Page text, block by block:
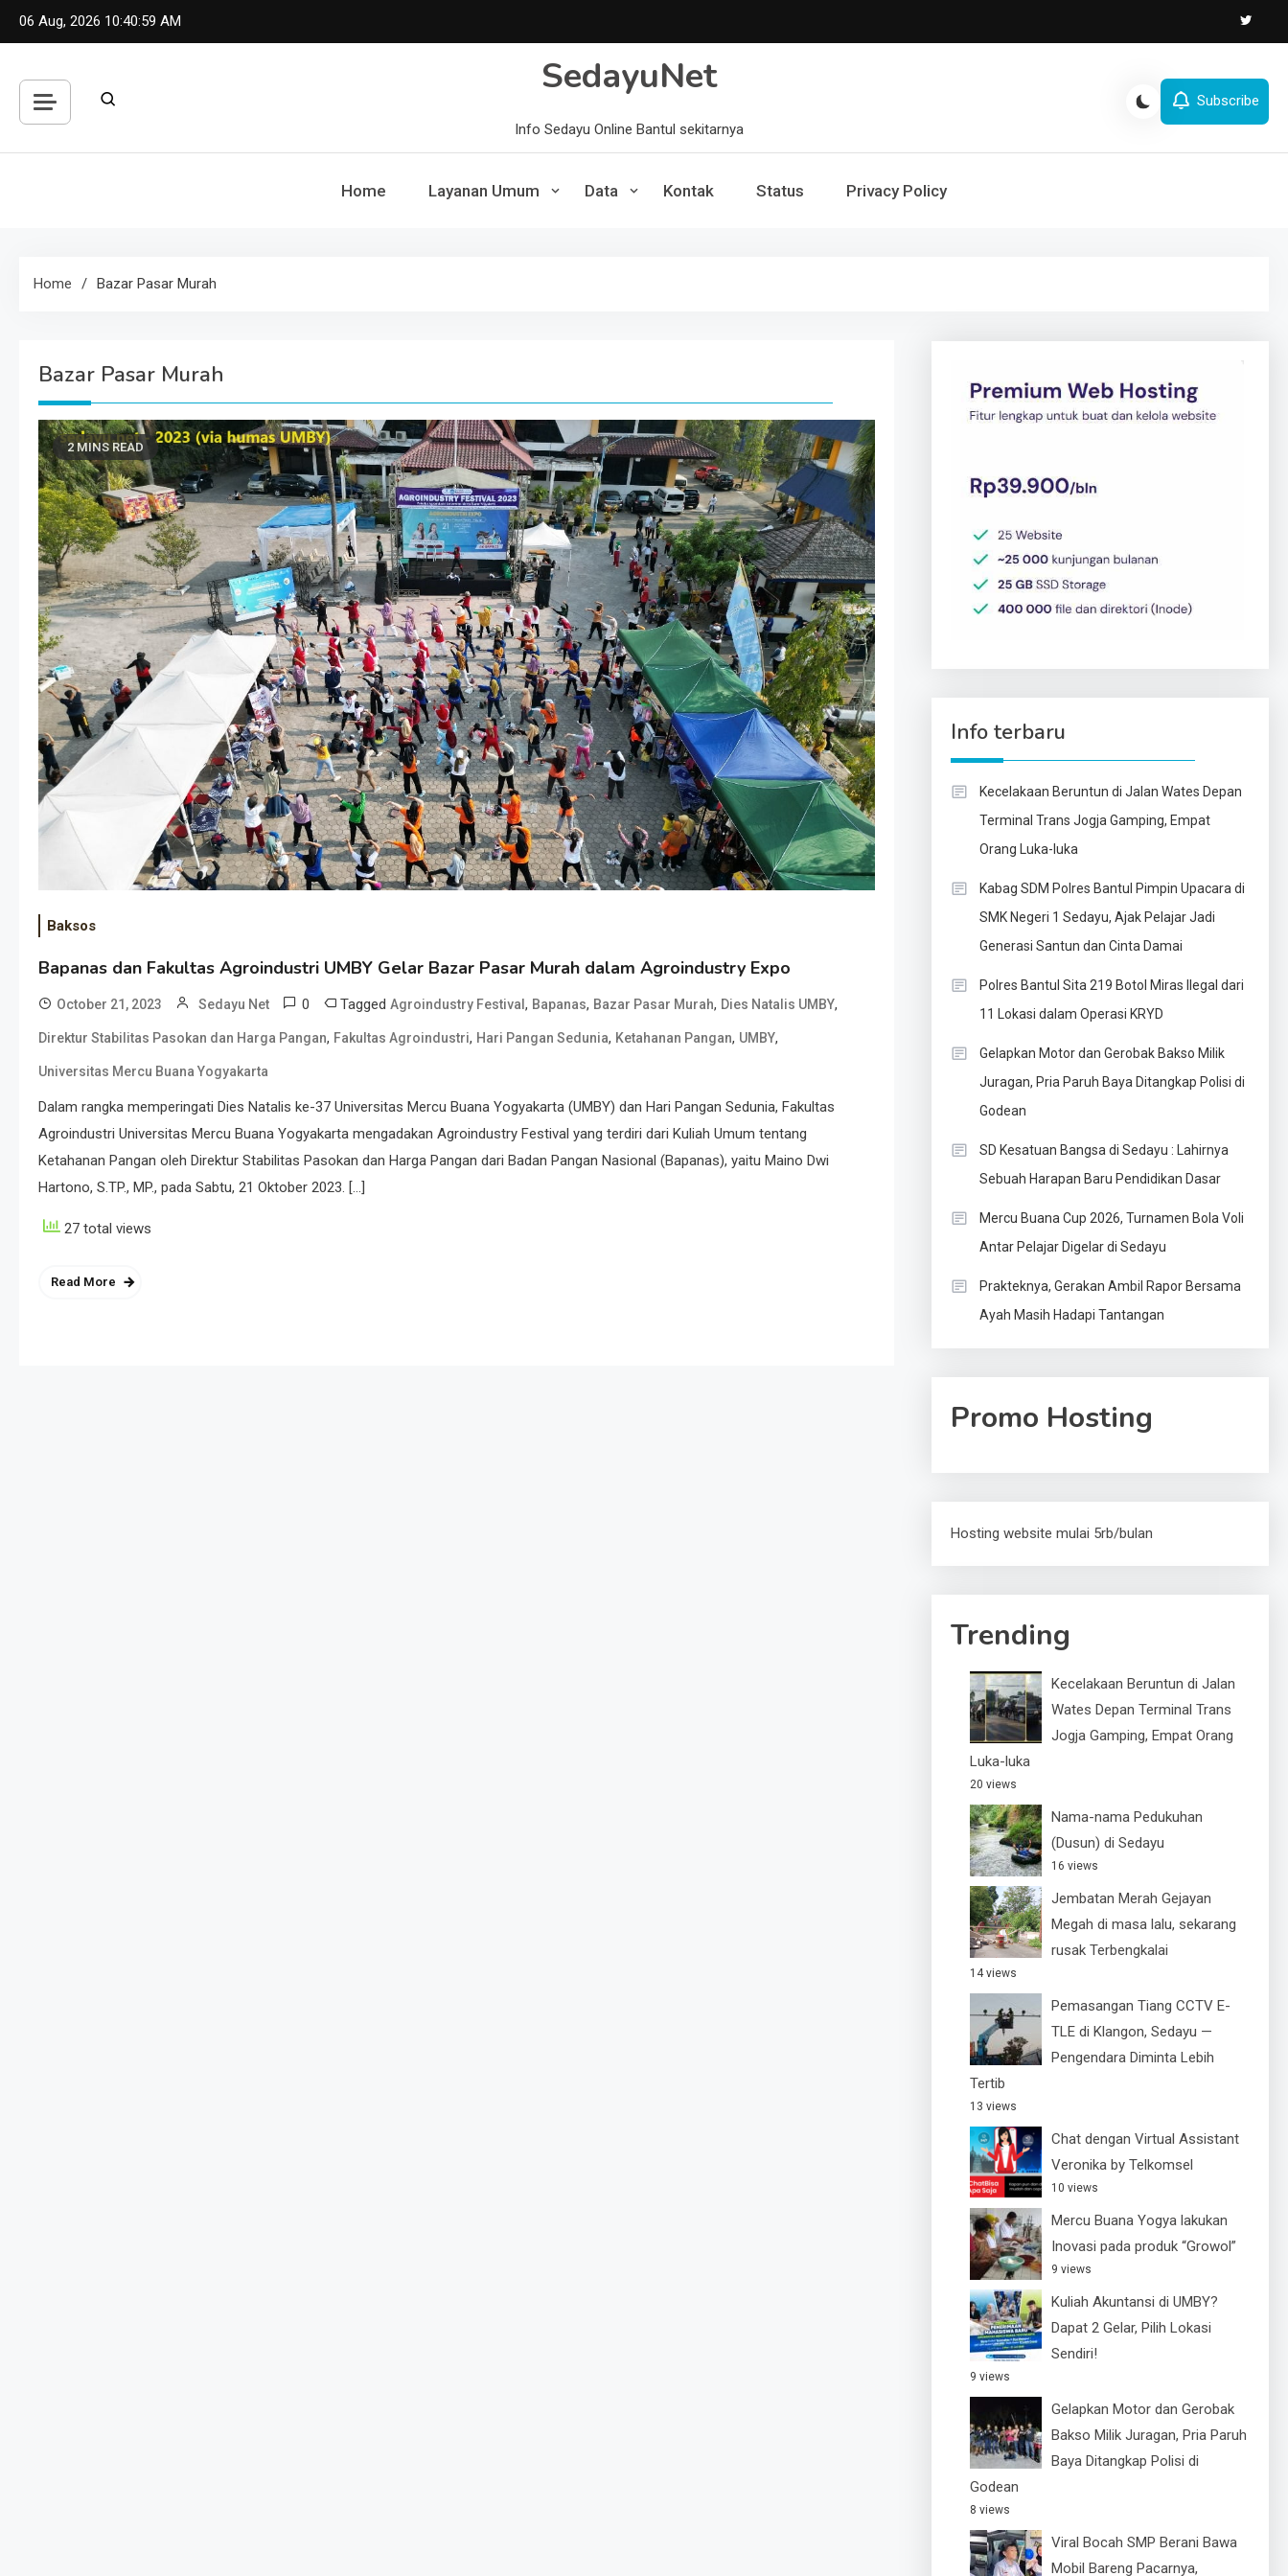
Skip
06 Aug, 2026 10:41:00 AM
SedayuNet
Info Sedayu Online Bantul sekitarnya
Subscribe
Home Layanan Umum Data Kontak Status Privacy Policy
Home Bazar Pasar Murah
Bazar Pasar Murah
2 MINS READ
Baksos
Bapanas dan Fakultas Agroindustri UMBY Gelar Bazar Pasar Murah dalam Agroindustry Expo
October 21, 2023 Sedayu Net 0 Tagged Agroindustry Festival , Bapanas, Bazar Pasar Murah, Dies Natalis UMBY,
Direktur Stabilitas Pasokan dan Harga Pangan, Fakultas Agroindustri, Hari Pangan Sedunia, Ketahanan Pangan, UMBY,
Universitas Mercu Buana Yogyakarta
Dalam rangka memperingati Dies Natalis ke-37 Universitas Mercu Buana Yogyakarta (UMBY) dan Hari Pangan Sedunia, Fakultas
Agroindustri Universitas Mercu Buana Yogyakarta mengadakan Agroindustry Festival yang terdiri dari Kuliah Umum tentang
Ketahanan Pangan oleh Direktur Stabilitas Pasokan dan Harga Pangan dari Badan Pangan Nasional (Bapanas), yaitu Maino Dwi
Hartono, S.TP., MP., pada Sabtu, 21 Oktober 2023. […]
27 total views
Read More
Info terbaru
Kecelakaan Beruntun di Jalan Wates Depan
Terminal Trans Jogja Gamping, Empat
Orang Luka-luka
Kabag SDM Polres Bantul Pimpin Upacara di
SMK Negeri 1 Sedayu, Ajak Pelajar Jadi
Generasi Santun dan Cinta Damai
Polres Bantul Sita 219 Botol Miras Ilegal dari
11 Lokasi dalam Operasi KRYD
Gelapkan Motor dan Gerobak Bakso Milik
Juragan, Pria Paruh Baya Ditangkap Polisi di
Godean
SD Kesatuan Bangsa di Sedayu : Lahirnya
Sebuah Harapan Baru Pendidikan Dasar
Mercu Buana Cup 2026, Turnamen Bola Voli
Antar Pelajar Digelar di Sedayu
Prakteknya, Gerakan Ambil Rapor Bersama
Ayah Masih Hadapi Tantangan
Promo Hosting
Hosting website mulai 5rb/bulan
Trending
Kecelakaan Beruntun di Jalan
Wates Depan Terminal Trans
Jogja Gamping, Empat Orang
Luka-luka
20 views
Nama-nama Pedukuhan
(Dusun) di Sedayu
16 views
Jembatan Merah Gejayan
Megah di masa lalu, sekarang
rusak Terbengkalai
14 views
Pemasangan Tiang CCTV E-
TLE di Klangon, Sedayu —
Pengendara Diminta Lebih
Tertib
13 views
Chat dengan Virtual Assistant
Veronika by Telkomsel
10 views
Mercu Buana Yogya lakukan
Inovasi pada produk “Growol”
9 views
Kuliah Akuntansi di UMBY?
Dapat 2 Gelar, Pilih Lokasi
Sendiri!
9 views
Gelapkan Motor dan Gerobak
Bakso Milik Juragan, Pria Paruh
Baya Ditangkap Polisi di
Godean
8 views
Viral Bocah SMP Berani Bawa
Mobil Bareng Pacarnya,